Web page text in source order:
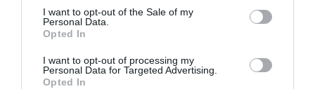
consent section.
I want to opt-out of the Sale of my
Personal Data.
Opted In
I want to opt-out of processing my
Personal Data for Targeted Advertising.
Opted In
14.12.2024 | 17:13
Νέα μαρτυρία για τον αστυνομικό της
την πίσω όψη τους»